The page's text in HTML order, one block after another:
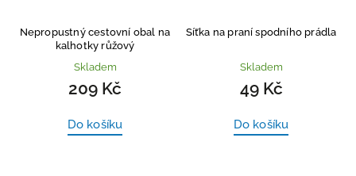
cestovní obal na
růžový
Síťka na praní spodního prádla
Ecomodi